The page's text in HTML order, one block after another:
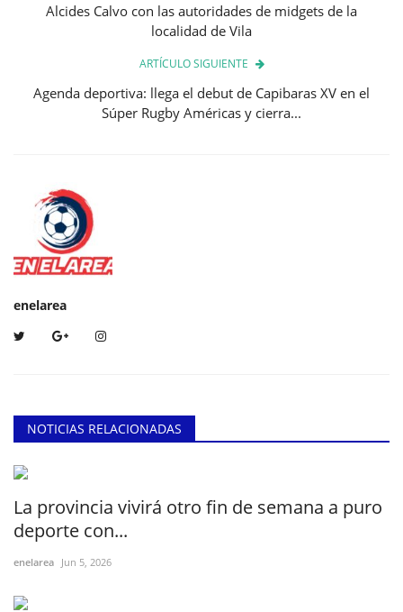
Alcides Calvo con las autoridades de midgets de la
localidad de Vila
ARTÍCULO SIGUIENTE
Agenda deportiva: llega el debut de Capibaras XV en el
Súper Rugby Américas y cierra...
enelarea
NOTICIAS RELACIONADAS
La provincia vivirá otro fin de semana a puro
deporte con...
enelarea Jun 5, 2026